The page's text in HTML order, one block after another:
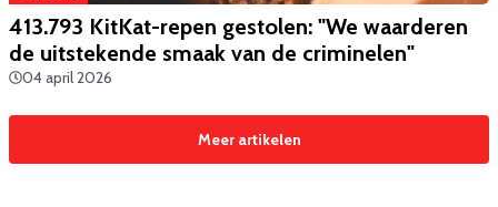
413.793 KitKat-repen gestolen: "We waarderen
de uitstekende smaak van de criminelen"
04 april 2026
Meer artikelen